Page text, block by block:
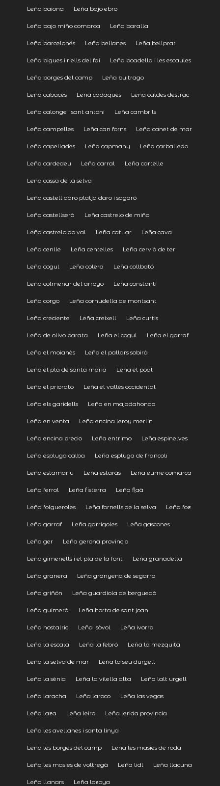
Leña baiona Leña bajo ebro
Leña bajo miño comarca Leña baralla
Leña barcelonés Leña belianes Leña bellprat
Leña bigues i riells del fai Leña boadella i les escaules
Leña borges del camp Leña buitrago
Leña cabacés Leña cadaqués Leña caldes destrac
Leña calonge i sant antoni Leña cambrils
Leña campelles Leña can forns Leña canet de mar
Leña capellades Leña capmany Leña carballedo
Leña cardedeu Leña carral Leña cartelle
Leña cassà de la selva
Leña castell daro platja daro i sagaró
Leña castellserà Leña castrelo de miño
Leña castrelo do val Leña catllar Leña cava
Leña cenlle Leña centelles Leña cervià de ter
Leña cogul Leña colera Leña collbató
Leña colmenar del arroyo Leña constantí
Leña corgo Leña cornudella de montsant
Leña creciente Leña creixell Leña curtis
Leña de olivo barata Leña el cogul Leña el garraf
Leña el moianès Leña el pallars sobirà
Leña el pla de santa maria Leña el poal
Leña el priorato Leña el vallès occidental
Leña els garidells Leña en majadahonda
Leña en venta Leña encina leroy merlin
Leña encina precio Leña entrimo Leña espinelves
Leña espluga calba Leña espluga de francolí
Leña estamariu Leña estaràs Leña eume comarca
Leña ferrol Leña fisterra Leña flaà
Leña folgueroles Leña fornells de la selva Leña foz
Leña garraf Leña garrigoles Leña gascones
Leña ger Leña gerona provincia
Leña gimenells i el pla de la font Leña granadella
Leña granera Leña granyena de segarra
Leña griñón Leña guardiola de berguedà
Leña guimerà Leña horta de sant joan
Leña hostalric Leña isòvol Leña ivorra
Leña la escala Leña la febró Leña la mezquita
Leña la selva de mar Leña la seu durgell
Leña la sènia Leña la vilella alta Leña lalt urgell
Leña laracha Leña laroco Leña las vegas
Leña laza Leña leiro Leña lerida provincia
Leña les avellanes i santa linya
Leña les borges del camp Leña les masies de roda
Leña les masies de voltregà Leña lidl Leña llacuna
Leña llanars Leña lozoya